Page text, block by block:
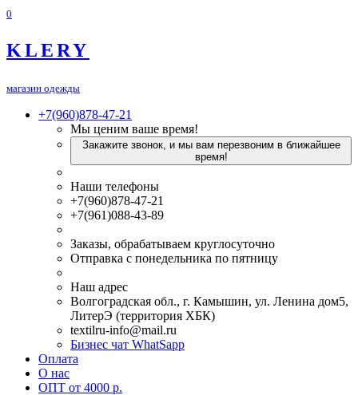
0
KLERY
магазин одежды
+7(960)878-47-21
Мы ценим ваше время!
Закажите звонок, и мы вам перезвоним в ближайшее
время!
Наши телефоны
+7(960)878-47-21
+7(961)088-43-89
Заказы, обрабатываем круглосуточно
Отправка с понедельника по пятницу
Наш адрес
Волгоградская обл., г. Камышин, ул. Ленина дом5,
ЛитерЭ (территория ХБК)
textilru-info@mail.ru
Бизнес чат WhatSapp
Оплата
О нас
ОПТ от 4000 р.